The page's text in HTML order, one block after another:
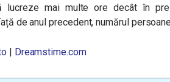
lucreze mai multe ore decât în
de anul precedent, numărul
| Dreamstime.com